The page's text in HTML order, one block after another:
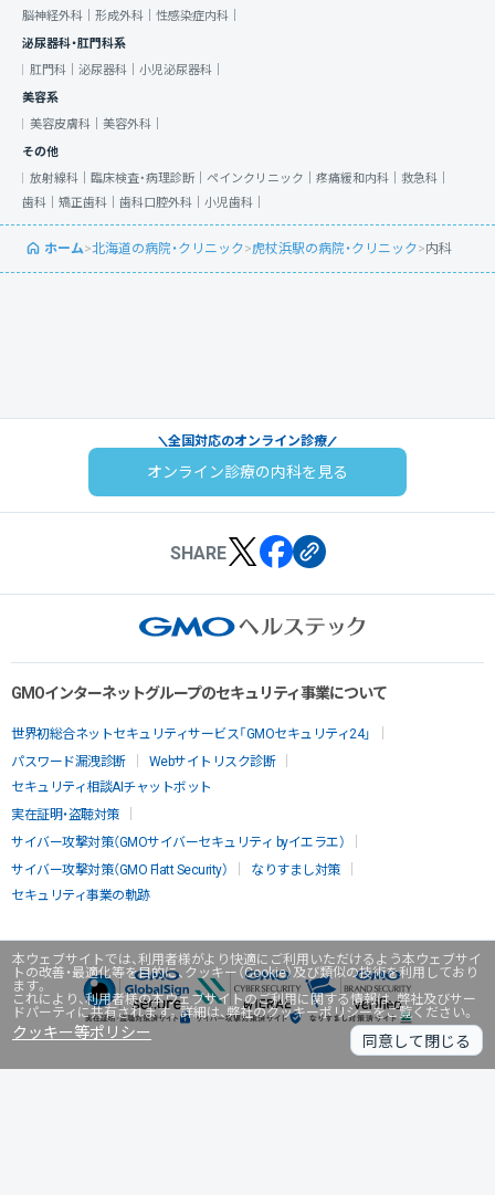
本ウェブサイトでは、利用者様がより快適にご利用いただけるよう本ウェブサイ
トの改善・最適化等を目的に、クッキー（Cookie）及び類似の技術を利用しており
ます。
これにより、利用者様の本ウェブサイトのご利用に関する情報は、弊社及びサー
ドパーティに共有されます。詳細は、弊社のクッキーポリシーをご覧ください。
クッキー等ポリシー 同意して閉じる
脳神経外科｜ 形成外科｜ 性感染症内科｜
泌尿器科・肛門科系
肛門科｜ 泌尿器科｜ 小児泌尿器科｜
美容系
美容皮膚科｜ 美容外科｜
その他
放射線科｜ 臨床検査・病理診断｜ ペインクリニック｜ 疼痛緩和内科｜ 救急科｜
歯科｜ 矯正歯科｜ 歯科口腔外科｜ 小児歯科｜
ホーム>北海道の病院・クリニック>虎杖浜駅の病院・クリニック>内科
全国対応のオンライン診療
オンライン診療の内科を見る
SHARE
GMOインターネットグループのセキュリティ事業について
世界初総合ネットセキュリティサービス「GMOセキュリティ24」
パスワード漏洩診断
Webサイトリスク診断
セキュリティ相談AIチャットボット
実在証明・盗聴対策
サイバー攻撃対策（GMOサイバーセキュリティ byイエラエ）
サイバー攻撃対策（GMO Flatt Security）
なりすまし対策
セキュリティ事業の軌跡